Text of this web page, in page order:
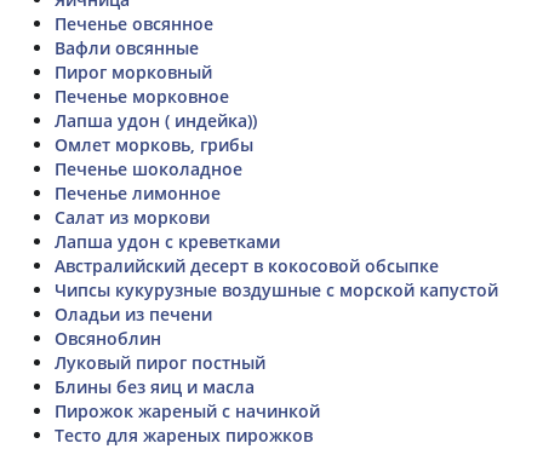
Печенье овсянное
Вафли овсянные
Пирог морковный
Печенье морковное
Лапша удон ( индейка))
Омлет морковь, грибы
Печенье шоколадное
Печенье лимонное
Салат из моркови
Лапша удон с креветками
Австралийский десерт в кокосовой обсыпке
Чипсы кукурузные воздушные с морской капустой
Оладьи из печени
Овсяноблин
Луковый пирог постный
Блины без яиц и масла
Пирожок жареный с начинкой
Тесто для жареных пирожков